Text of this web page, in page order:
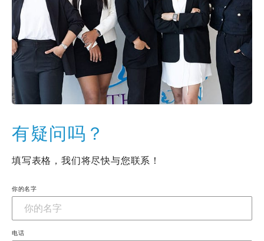
有疑问吗？
填写表格，我们将尽快与您联系！
你的名字
电话